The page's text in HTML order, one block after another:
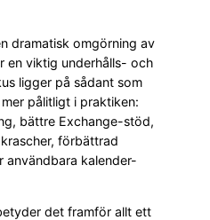
dramatisk omgörning av
en viktig underhålls- och
ligger på sådant som
pålitligt i praktiken:
bättre Exchange-stöd,
förbättrad
användbara kalender-
det framför allt ett